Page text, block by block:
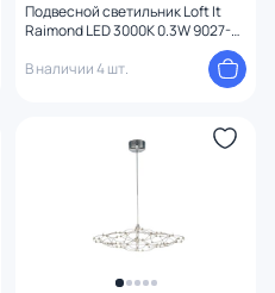
Подвесной светильник Loft It
Raimond LED 3000K 0.3W 9027-75
В наличии 4 шт.